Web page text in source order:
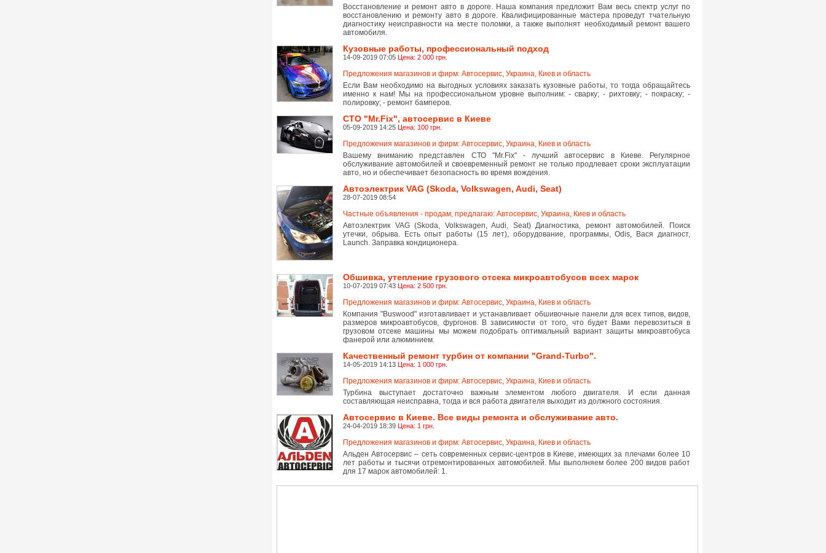
Восстановление и ремонт авто в дороге. Наша компания предложит Вам весь спектр услуг по
восстановлению и ремонту авто в дороге. Квалифицированные мастера проведут тчательную
диагностику неисправности на месте поломки, а также выполнят необходимый ремонт вашего
автомобиля.
Кузовные работы, профессиональный подход
14-09-2019 07:05 Цена: 2 000 грн.
Предложения магазинов и фирм: Автосервис, Украина, Киев и область
Если Вам необходимо на выгодных условиях заказать кузовные работы, то тогда обращайтесь
именно к нам! Мы на профессиональном уровне выполним: - сварку; - рихтовку; - покраску; -
полировку; - ремонт бамперов.
СТО "Mr.Fix", автосервис в Киеве
05-09-2019 14:25 Цена: 100 грн.
Предложения магазинов и фирм: Автосервис, Украина, Киев и область
Вашему вниманию представлен СТО "Mr.Fix" - лучший автосервис в Киеве. Регулярное
обслуживание автомобилей и своевременный ремонт не только продлевает сроки эксплуатации
авто, но и обеспечивает безопасность во время вождения.
Автоэлектрик VAG (Skoda, Volkswagen, Audi, Seat)
28-07-2019 08:54
Частные объявления - продам, предлагаю: Автосервис, Украина, Киев и область
Автоэлектрик VAG (Skoda, Volkswagen, Audi, Seat) Диагностика, ремонт автомобилей. Поиск
утечки, обрыва. Есть опыт работы (15 лет), оборудование, программы, Odis, Вася диагност,
Launch. Заправка кондиционера.
Обшивка, утепление грузового отсека микроавтобусов всех марок
10-07-2019 07:43 Цена: 2 500 грн.
Предложения магазинов и фирм: Автосервис, Украина, Киев и область
Компания "Buswood" изготавливает и устанавливает обшивочные панели для всех типов, видов,
размеров микроавтобусов, фургонов. В зависимости от того, что будет Вами перевозиться в
грузовом отсеке машины мы можем подобрать оптимальный вариант защиты микроавтобуса
фанерой или алюминием.
Качественный ремонт турбин от компании "Grand-Turbo".
14-05-2019 14:13 Цена: 1 000 грн.
Предложения магазинов и фирм: Автосервис, Украина, Киев и область
Турбина выступает достаточно важным элементом любого двигателя. И если данная
составляющая неисправна, тогда и вся работа двигателя выходит из должного состояния.
Автосервис в Киеве. Все виды ремонта и обслуживание авто.
24-04-2019 18:39 Цена: 1 грн.
Предложения магазинов и фирм: Автосервис, Украина, Киев и область
Альден Автосервис – сеть современных сервис-центров в Киеве, имеющих за плечами более 10
лет работы и тысячи отремонтированных автомобилей. Мы выполняем более 200 видов работ
для 17 марок автомобилей: 1.